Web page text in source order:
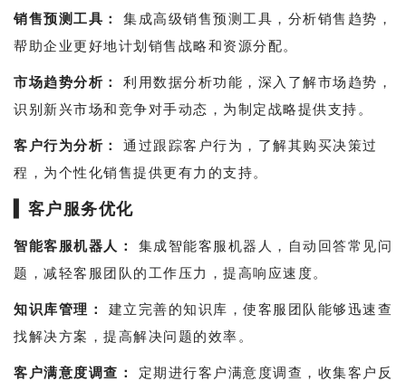
销售预测工具： 集成高级销售预测工具，分析销售趋势，
帮助企业更好地计划销售战略和资源分配。
市场趋势分析： 利用数据分析功能，深入了解市场趋势，
识别新兴市场和竞争对手动态，为制定战略提供支持。
客户行为分析： 通过跟踪客户行为，了解其购买决策过
程，为个性化销售提供更有力的支持。
客户服务优化
智能客服机器人：
集成智能客服机器人，自动回答常见问
题，减轻客服团队的工作压力，提高响应速度。
知识库管理： 建立完善的知识库，使客服团队能够迅速查
找解决方案，提高解决问题的效率。
客户满意度调查： 定期进行客户满意度调查，收集客户反